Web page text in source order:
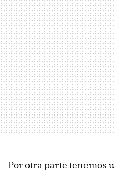
Por otra parte tenemos